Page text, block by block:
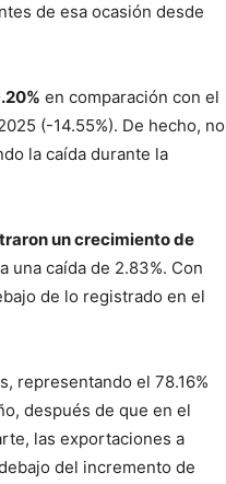
de esa ocasión desde
en comparación con el
(-14.55%). De hecho, no
la caída durante la
un crecimiento de
una caída de 2.83%. Con
de lo registrado en el
representando el 78.16%
después de que en el
las exportaciones a
del incremento de